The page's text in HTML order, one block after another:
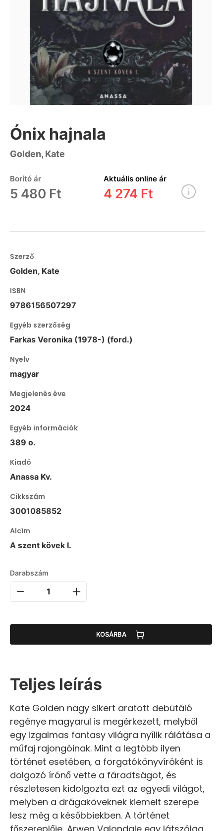
Ónix hajnala
Golden, Kate
Borító ár
5 480 Ft
Aktuális online ár
4 274 Ft
Szerző
Golden, Kate
ISBN
9786156507297
Egyéb szerzőség
Farkas Veronika (1978-) (ford.)
Nyelv
magyar
Megjelenés éve
2024
Egyéb információk
389 o.
Kiadó
Anassa Kv.
Cikkszám
3001085852
Alcím
A szent kövek I.
Darabszám
KOSÁRBA
Teljes leírás
Kate Golden nagy sikert aratott debütáló
regénye magyarul is megérkezett, melyből
egy izgalmas fantasy világra nyílik rálátása a
műfaj rajongóinak. Mint a legtöbb ilyen
történet esetében, a forgatókönyvíróként is
dolgozó írónő vette a fáradtságot, és
részletesen kidolgozta ezt az egyedi világot,
melyben a drágaköveknek kiemelt szerepe
lesz még a későbbiekben. A történet